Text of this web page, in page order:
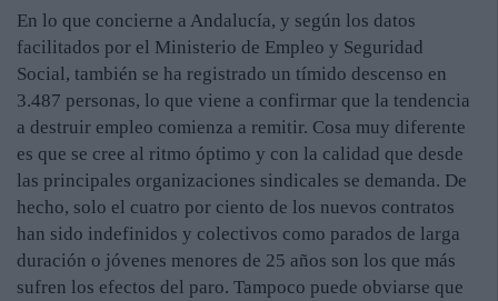
En lo que concierne a Andalucía, y según los datos
facilitados por el Ministerio de Empleo y Seguridad
Social, también se ha registrado un tímido descenso en
3.487 personas, lo que viene a confirmar que la tendencia
a destruir empleo comienza a remitir. Cosa muy diferente
es que se cree al ritmo óptimo y con la calidad que desde
las principales organizaciones sindicales se demanda. De
hecho, solo el cuatro por ciento de los nuevos contratos
han sido indefinidos y colectivos como parados de larga
duración o jóvenes menores de 25 años son los que más
sufren los efectos del paro. Tampoco puede obviarse que